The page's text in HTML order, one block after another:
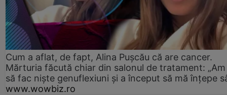
Cum a aflat, de fapt, Alina Pușcău că are cancer.
Mărturia făcută chiar din salonul de tratament:
să fac niște genuflexiuni și a început să mă înțepe
www.wowbiz.ro